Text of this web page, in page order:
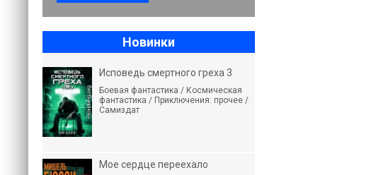
Новинки
Исповедь смертного греха 3
Боевая фантастика / Космическая
фантастика / Приключения: прочее /
Самиздат
Мое сердце переехало